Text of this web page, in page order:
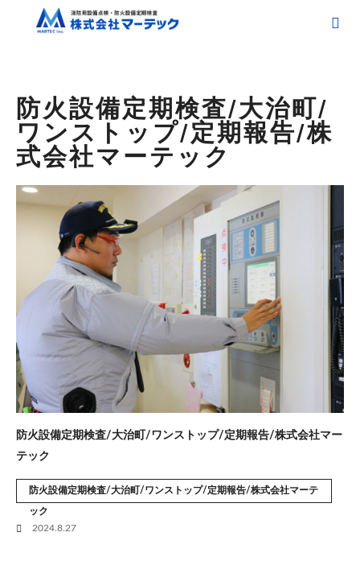
ブログ
防火設備定期検査/大治町/ワンストップ/定期報告/株式会社マーテ
防火設備定期検査/大治町/
ワンストップ/定期報告/株
式会社マーテック
防火設備定期検査/大治町/ワンストップ/定期報告/株式会社マー
テック
防火設備定期検査/大治町/ワンストップ/定期報告/株式会社マーテ
ック
2024.8.27